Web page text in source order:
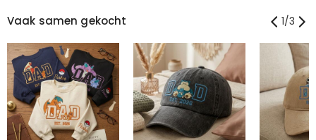
Vaak samen gekocht 1/3